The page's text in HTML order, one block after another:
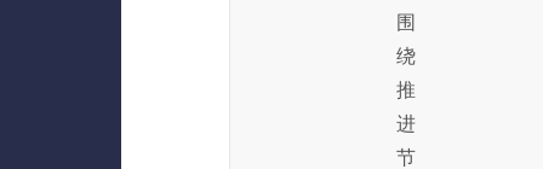
围
绕
推
进
节